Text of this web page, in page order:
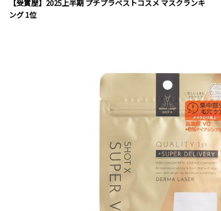
【受賞歴】2025上半期 プチプラベストコスメ マスクランキ
ング 1位